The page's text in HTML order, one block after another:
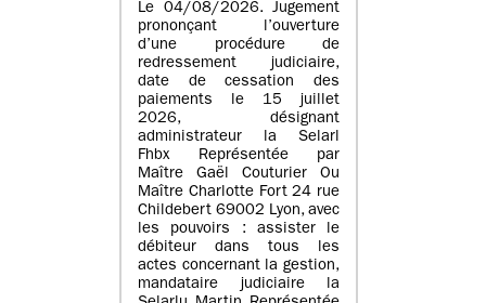
Le 04/08/2026. Jugement
prononçant l’ouverture
d’une procédure de
redressement judiciaire,
date de cessation des
paiements le 15 juillet
2026, désignant
administrateur la Selarl
Fhbx Représentée par
Maître Gaël Couturier Ou
Maître Charlotte Fort 24 rue
Childebert 69002 Lyon, avec
les pouvoirs : assister le
débiteur dans tous les
actes concernant la gestion,
mandataire judiciaire la